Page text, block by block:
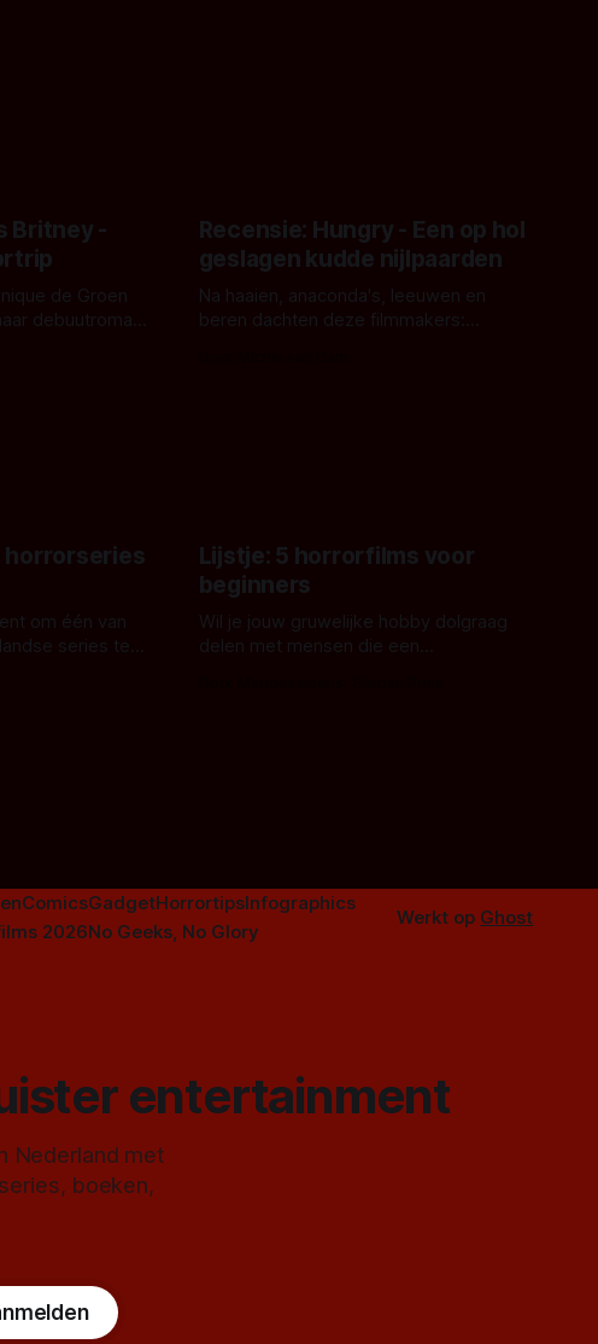
Britney -
de Groen
debuutroman.
Recensie: Hungry - Een op hol
geslagen kudde nijlpaarden
Na haaien, anaconda's, leeuwen en
beren dachten deze filmmakers:
horrorseries
om één van
series te
Lijstje: 5 horrorfilms voor
beginners
Wil je jouw gruwelijke hobby dolgraag
delen met mensen die een
ComicsGadgetHorrortipsInfographics
2026No Geeks, No Glory
Werkt op Ghost
entertainment
Nederland met
boeken,